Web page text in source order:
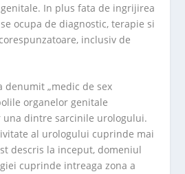
In plus fata de ingrijirea
ocupa de diagnostic, terapie si
inclusiv de
denumit „medic de sex
organelor genitale
una dintre sarcinile urologului.
al urologului cuprinde mai
descris la inceput, domeniul
cuprinde intreaga zona a